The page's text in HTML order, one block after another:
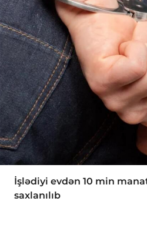
İşlədiyi evdən 10 min
saxlanılıb